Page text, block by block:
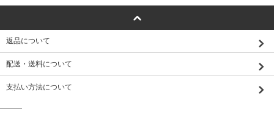
返品について
配送・送料について
支払い方法について